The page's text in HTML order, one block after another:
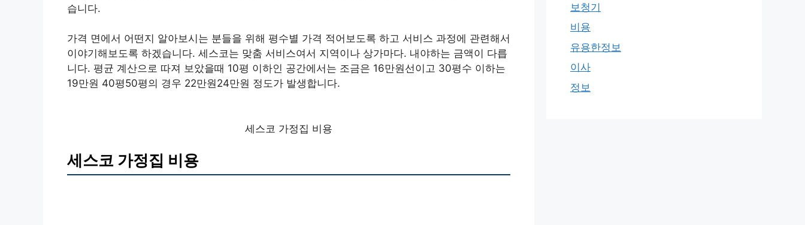
습니다.
가격 면에서 어떤지 알아보시는 분들을 위해 평수별 가격 적어보도록 하고 서비스 과정에 관련해서
이야기해보도록 하겠습니다. 세스코는 맞춤 서비스여서 지역이나 상가마다. 내야하는 금액이 다릅
니다. 평균 계산으로 따져 보았을때 10평 이하인 공간에서는 조금은 16만원선이고 30평수 이하는
19만원 40평50평의 경우 22만원24만원 정도가 발생합니다.
세스코 가정집 비용
세스코 가정집 비용
보청기
비용
유용한정보
이사
정보